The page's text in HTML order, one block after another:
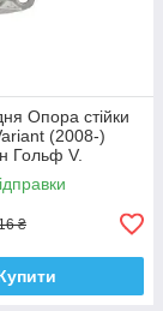
Опора стійки
(2008-)
Гольф V.
, 802339 ,
₴